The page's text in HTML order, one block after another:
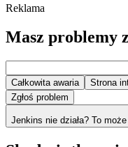
Reklama
Masz problemy
Całkowita awaria Strona
Zgłoś problem
Jenkins nie działa? To